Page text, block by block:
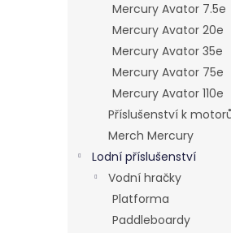
Mercury Avator 7.5e
Mercury Avator 20e
Mercury Avator 35e
Mercury Avator 75e
Mercury Avator 110e
Příslušenství k
Merch Mercury
Lodní příslušenství
Vodní hračky
Platforma
Paddleboardy